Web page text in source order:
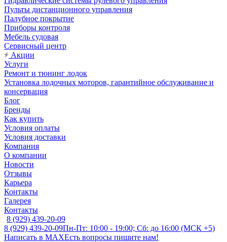
Пульты дистанционного управления
Палубное покрытие
Приборы контроля
Мебель судовая
Сервисный центр
Акции
Услуги
Ремонт и тюнинг лодок
Установка лодочных моторов, гарантийное обслуживание и
консервация
Блог
Бренды
Как купить
Условия оплаты
Условия доставки
Компания
О компании
Новости
Отзывы
Карьера
Контакты
Галерея
Контакты
8 (929) 439-20-09
8 (929) 439-20-09Пн-Пт: 10:00 - 19:00; Сб: до 16:00 (МСК +5)
Написать в MAXЕсть вопросы пишите нам!